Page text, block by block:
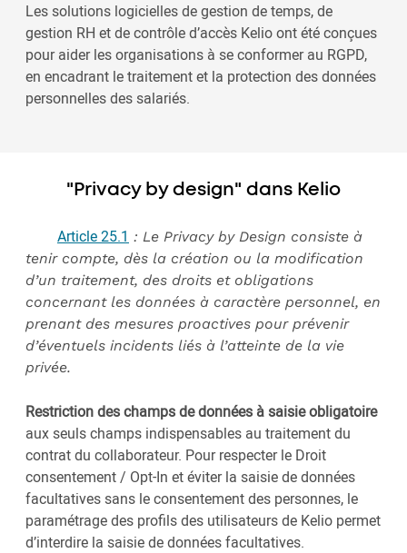
Les solutions logicielles de gestion de temps, de
gestion RH et de contrôle d’accès Kelio ont été conçues
pour aider les organisations à se conformer au RGPD,
en encadrant le traitement et la protection des données
personnelles des salariés.
"Privacy by design" dans Kelio
Article 25.1 : Le Privacy by Design consiste à
tenir compte, dès la création ou la modification
d’un traitement, des droits et obligations
concernant les données à caractère personnel, en
prenant des mesures proactives pour prévenir
d’éventuels incidents liés à l’atteinte de la vie
privée.
Restriction des champs de données à saisie obligatoire
aux seuls champs indispensables au traitement du
contrat du collaborateur. Pour respecter le Droit
consentement / Opt-In et éviter la saisie de données
facultatives sans le consentement des personnes, le
paramétrage des profils des utilisateurs de Kelio permet
d’interdire la saisie de données facultatives.